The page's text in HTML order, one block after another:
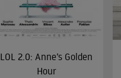
LOL 2.0: Anne’s Golden
Hour